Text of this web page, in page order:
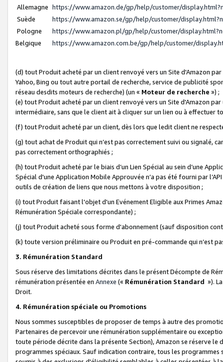
Allemagne https://www.amazon.de/gp/help/customer/
Suède
https://www.amazon.se/gp/help/customer/
Pologne
https://www.amazon.pl/gp/help/customer/
Belgique
https://www.amazon.com.be/gp/help/customer/
(d) tout Produit acheté par un client renvoyé vers un Site d'Amazon
Yahoo, Bing ou tout autre portail de recherche, service de publicité
réseau desdits moteurs de recherche) (un « Moteur de recherche ») ;
(e) tout Produit acheté par un client renvoyé vers un Site d'Amazon
intermédiaire, sans que le client ait à cliquer sur un lien ou à
(f) tout Produit acheté par un client, dès lors que ledit client ne
(g) tout achat de Produit qui n’est pas correctement suivi ou signalé,
pas correctement orthographiés ;
(h) tout Produit acheté par le biais d’un Lien Spécial au sein d’une
Spécial d'une Application Mobile Approuvée n’a pas été fourni par
outils de création de liens que nous mettons à votre disposition ;
(i) tout Produit faisant l'objet d'un Evénement Eligible aux Primes
Rémunération Spéciale correspondante) ;
(j) tout Produit acheté sous forme d'abonnement (sauf disposition
(k) toute version préliminaire ou Produit en pré-commande qui n’est
3. Rémunération Standard
Sous réserve des limitations décrites dans le présent Décompte de
rémunération présentée en Annexe (« Rémunération Standard »).
Droit.
4. Rémunération spéciale ou Promotions
Nous sommes susceptibles de proposer de temps à autre des
Partenaires de percevoir une rémunération supplémentaire ou
toute période décrite dans la présente Section), Amazon se réserve
programmes spéciaux. Sauf indication contraire, tous les